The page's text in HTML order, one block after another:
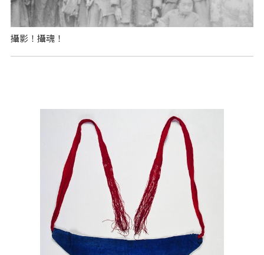
攝影！攝魂！